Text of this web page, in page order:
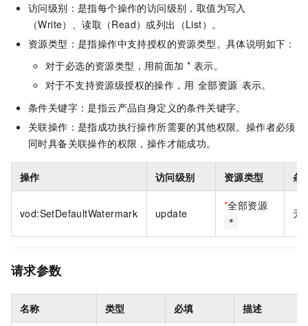
访问级别：是指每个操作的访问级别，取值为写入
（Write）、读取（Read）或列出（List）。
资源类型：是指操作中支持授权的资源类型。具体说明如下：
对于必选的资源类型，用前面加 * 表示。
对于不支持资源级授权的操作，用 全部资源 表示。
条件关键字：是指云产品自身定义的条件关键字。
关联操作：是指成功执行操作所需要的其他权限。操作者必须
同时具备关联操作的权限，操作才能成功。
操作 访问级别 资源类型 条
vod:SetDefaultWatermark update
*全部资源
*
无
请求参数
名称 类型 必填 描述